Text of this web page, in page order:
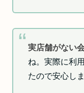
実店舗がない
ね。実際に利
たので安心し